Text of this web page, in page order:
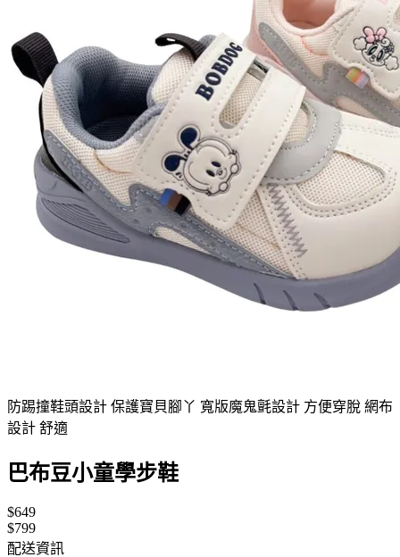
防踢撞鞋頭設計 保護寶貝腳丫 寬版魔鬼氈設計 方便穿脫 網布
設計 舒適
巴布豆小童學步鞋
$649
$799
配送資訊